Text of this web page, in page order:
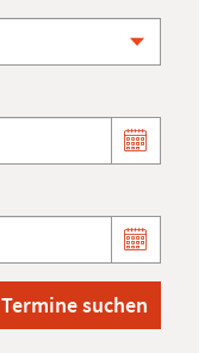
Termine suchen